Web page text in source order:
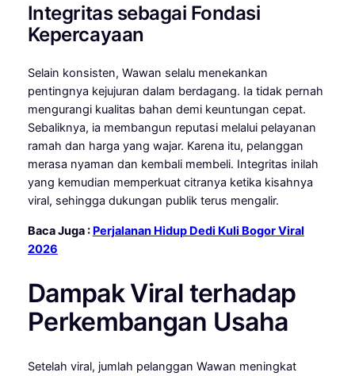
Integritas sebagai Fondasi
Kepercayaan
Selain konsisten, Wawan selalu menekankan
pentingnya kejujuran dalam berdagang. Ia tidak pernah
mengurangi kualitas bahan demi keuntungan cepat.
Sebaliknya, ia membangun reputasi melalui pelayanan
ramah dan harga yang wajar. Karena itu, pelanggan
merasa nyaman dan kembali membeli. Integritas inilah
yang kemudian memperkuat citranya ketika kisahnya
viral, sehingga dukungan publik terus mengalir.
Baca Juga : Perjalanan Hidup Dedi Kuli Bogor Viral
2026
Dampak Viral terhadap
Perkembangan Usaha
Setelah viral, jumlah pelanggan Wawan meningkat